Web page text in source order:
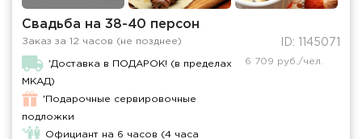
Свадьба на 38-40 персон
Заказ за 12 часов (не позднее) ID: 1145071
'Доставка в ПОДАРОК! (в пределах
МКАД)
'Подарочные сервировочные
подложки
Официант на 6 часов (4 часа
6 709 руб./чел.